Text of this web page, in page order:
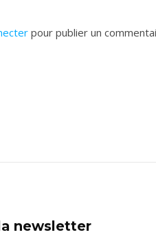
pour publier un
newsletter